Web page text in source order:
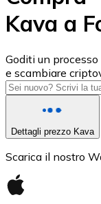
USD Coin
USDC
Kava a
Goditi un
e scambiare
Dettagli prezzo Kava
Scarica il nostro